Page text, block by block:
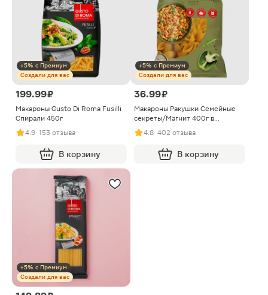
+5% с Премиум
Создали для вас
199.99 ₽
Макароны Gusto Di Roma Fusilli
Спирали 450г
4.9· 153 отзыва
В корзину
+5% с Премиум
Создали для вас
36.99 ₽
Макароны Ракушки Семейные
секреты/Магнит 400г в
ассортименте
4.8· 402 отзыва
В корзину
+5% с Премиум
Создали для вас